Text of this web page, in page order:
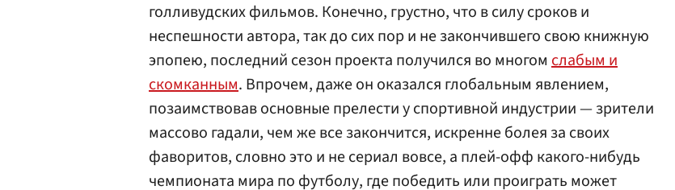
голливудских фильмов. Конечно, грустно, что в силу сроков и
неспешности автора, так до сих пор и не закончившего свою книжную
эпопею, последний сезон проекта получился во многом слабым и
скомканным. Впрочем, даже он оказался глобальным явлением,
позаимствовав основные прелести у спортивной индустрии — зрители
массово гадали, чем же все закончится, искренне болея за своих
фаворитов, словно это и не сериал вовсе, а плей-офф какого-нибудь
чемпионата мира по футболу, где победить или проиграть может